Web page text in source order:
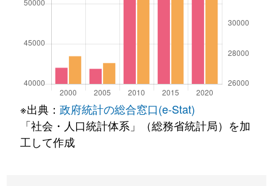
※出典： 政府統計の総合窓口(e-Stat)
「社会・人口統計体系」（総務省統計局）を加
工して作成